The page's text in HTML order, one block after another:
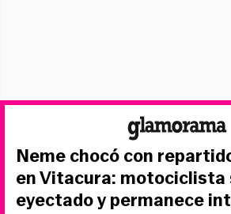
Neme chocó con
en Vitacura: motociclista
eyectado y permanece